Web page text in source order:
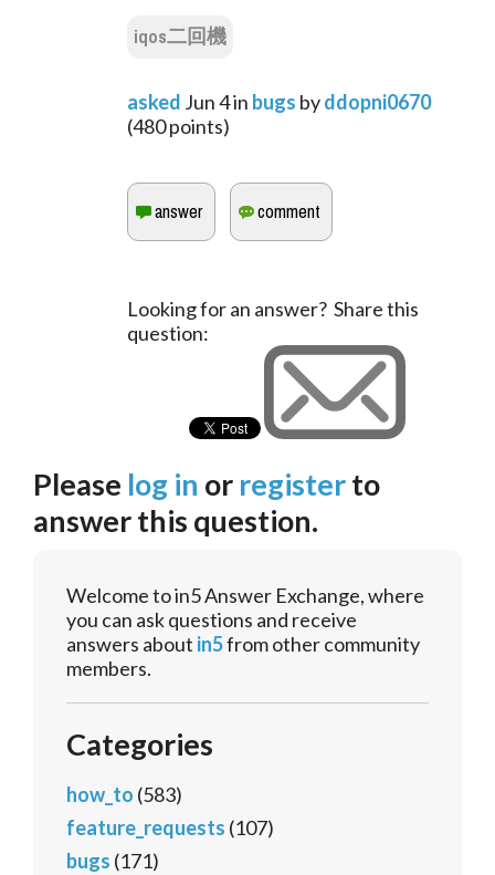
iqos二回機
asked Jun 4in bugs byddopni0670
(480points)
Looking for an answer? Share this
question:
Please log in or registerto
answer this question.
Welcome to in5 Answer Exchange, where
you can ask questions and receive
answers about in5from other community
members.
Categories
how_to (583)
feature_requests (107)
bugs (171)